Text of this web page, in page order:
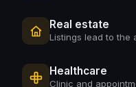
Real estate
Listings lead to the
Healthcare
Clinic and